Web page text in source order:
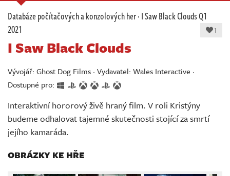
Soutěže
Databáze
Komunita
Redakce
Živě
Databáze počítačových a konzolových her·I Saw Black CloudsQ1
2021
1
I Saw Black Clouds
Vývojář: Ghost Dog Films · Vydavatel: Wales Interactive ·
Dostupné pro:
Interaktivní hororový živě hraný film. V roli Kristýny
budeme odhalovat tajemné skutečnosti stojící za smrtí
jejího kamaráda.
OBRÁZKY KE HŘE